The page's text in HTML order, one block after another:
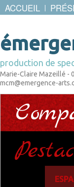
ACCUEIL
production de
Marie-Claire Mazeillé -
mcm@emergence-